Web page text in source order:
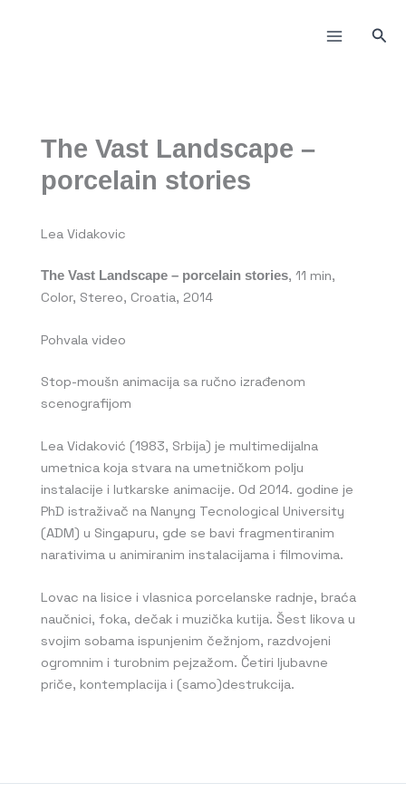
The Vast Landscape –
porcelain stories
Lea Vidakovic
The Vast Landscape – porcelain stories, 11 min,
Color, Stereo, Croatia, 2014
Pohvala video
Stop-moušn animacija sa ručno izrađenom
scenografijom
Lea Vidaković (1983, Srbija) je multimedijalna
umetnica koja stvara na umetničkom polju
instalacije i lutkarske animacije. Od 2014. godine je
PhD istraživač na Nanyng Tecnological University
(ADM) u Singapuru, gde se bavi fragmentiranim
narativima u animiranim instalacijama i filmovima.
Lovac na lisice i vlasnica porcelanske radnje, braća
naučnici, foka, dečak i muzička kutija. Šest likova u
svojim sobama ispunjenim čežnjom, razdvojeni
ogromnim i turobnim pejzažom. Četiri ljubavne
priče, kontemplacija i (samo)destrukcija.